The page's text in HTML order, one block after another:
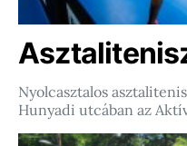
Nyolcasztalos
Hunyadi utcában az